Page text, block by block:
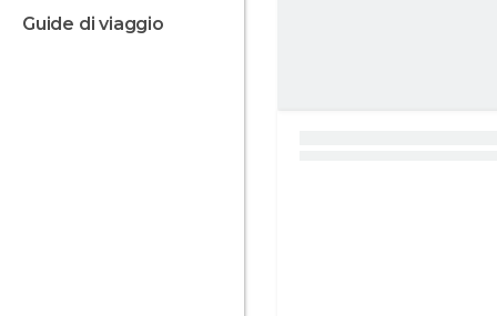
guide di viaggio